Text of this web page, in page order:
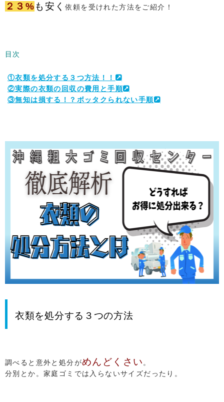
２３%も安く依頼を受けれた方法をご紹介！
目次
①衣類を処分する３つ方法！！
②実際の衣類の回収の費用と手順
③無知は損する！？ボッタクられない手順
衣類を処分する３つの方法
調べると意外と処分がめんどくさい 。
分別とか。家庭ゴミでは入らないサイズだったり。